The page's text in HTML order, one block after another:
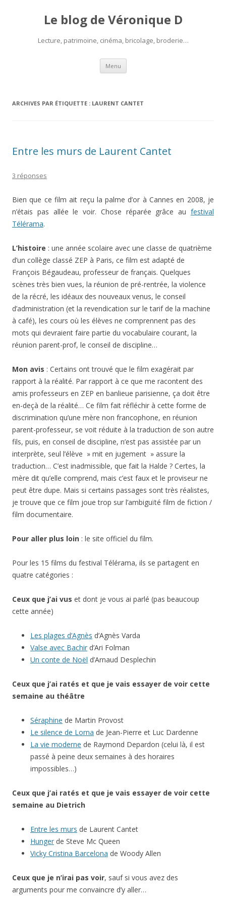
Le blog de Véronique D
Lecture, patrimoine, cinéma, bricolage, broderie…
Menu Aller
contenu
ARCHIVES PAR ÉTIQUETTE : LAURENT CANTET
Entre les murs de Laurent Cantet
3 réponses
Bien que ce film ait reçu la palme d’or à Cannes en 2008, je
n’étais pas allée le voir. Chose réparée grâce au festival
Télérama.
L’histoire : une année scolaire avec une classe de quatrième
d’un collège classé ZEP à Paris, ce film est adapté de
François Bégaudeau, professeur de français. Quelques
scènes très bien vues, la réunion de pré-rentrée, la violence
de la récré, les idéaux des nouveaux venus, le conseil
d’administration (et la revendication sur le tarif de la machine
à café), les cours où les élèves ne comprennent pas des
mots qui devraient faire partie du vocabulaire courant, la
réunion parent-prof, le conseil de discipline…
Mon avis : Certains ont trouvé que le film exagérait par
rapport à la réalité. Par rapport à ce que me racontent des
amis professeurs en ZEP en banlieue parisienne, ça doit être
en-deçà de la réalité… Ce film fait réfléchir à cette forme de
discrimination qu’une mère non francophone, en réunion
parent-professeur, se voit réduite à la traduction de son autre
fils, puis, en conseil de discipline, n’est pas assistée par un
interprète, seul l’élève » mit en jugement » assure la
traduction… C’est inadmissible, que fait la Halde ? Certes, la
mère dit qu’elle comprend, mais c’est faux et le proviseur ne
peut être dupe. Mais si certains passages sont très réalistes,
je trouve que ce film joue trop sur l’ambiguïté film de fiction /
film documentaire.
Pour aller plus loin : le site officiel du film.
Pour les 15 films du festival Télérama, ils se partagent en
quatre catégories :
Ceux que j’ai vus et dont je vous ai parlé (pas beaucoup
cette année)
Les plages d’Agnès d’Agnès Varda
Valse avec Bachir d’Ari Folman
Un conte de Noël d’Arnaud Desplechin
Ceux que j’ai ratés et que je vais essayer de voir cette
semaine au théâtre
Séraphine de Martin Provost
Le silence de Lorna de Jean-Pierre et Luc Dardenne
La vie moderne de Raymond Depardon (celui là, il est
passé à peine deux semaines à des horaires
impossibles…)
Ceux que j’ai ratés et que je vais essayer de voir cette
semaine au Dietrich
Entre les murs de Laurent Cantet
Hunger de Steve Mc Queen
Vicky Cristina Barcelona de Woody Allen
Ceux que je n’irai pas voir, sauf si vous avez des
arguments pour me convaincre d’y aller…